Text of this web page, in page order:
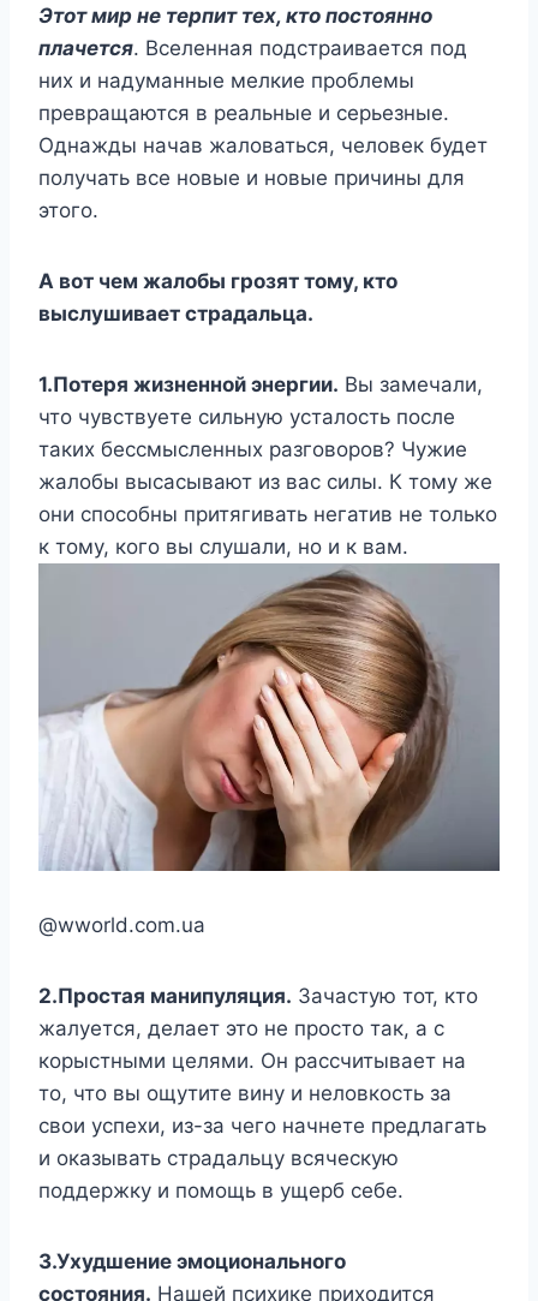
Этот мир не терпит тех, кто постоянно
плачется. Вселенная подстраивается под
них и надуманные мелкие проблемы
превращаются в реальные и серьезные.
Однажды начав жаловаться, человек будет
получать все новые и новые причины для
этого.
А вот чем жалобы грозят тому, кто
выслушивает страдальца.
1.Потеря жизненной энергии. Вы замечали,
что чувствуете сильную усталость после
таких бессмысленных разговоров? Чужие
жалобы высасывают из вас силы. К тому же
они способны притягивать негатив не только
к тому, кого вы слушали, но и к вам.
@wworld.com.ua
2.Простая манипуляция. Зачастую тот, кто
жалуется, делает это не просто так, а с
корыстными целями. Он рассчитывает на
то, что вы ощутите вину и неловкость за
свои успехи, из-за чего начнете предлагать
и оказывать страдальцу всяческую
поддержку и помощь в ущерб себе.
3.Ухудшение эмоционального
состояния. Нашей психике приходится